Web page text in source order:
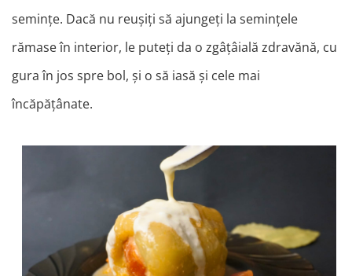
semințe. Dacă nu reușiți să ajungeți la semințele
rămase în interior, le puteți da o zgâțâială zdravănă, cu
gura în jos spre bol, și o să iasă și cele mai
încăpățânate.